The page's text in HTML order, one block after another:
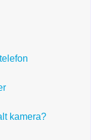
kamera?